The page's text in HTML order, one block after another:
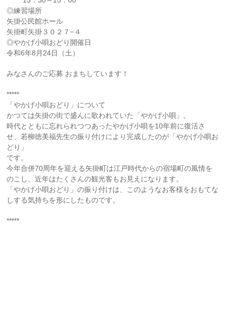
◎練習場所
矢掛公民館ホール
矢掛町矢掛３０２７−４
◎やかげ小唄おどり開催日
令和6年8月24日（土）
みなさんのご応募 おまちしています！
*****
「やかげ小唄おどり」について
かつては矢掛の街で盛んに歌われていた「やかげ小唄」。
時代とともに忘れられつつあったやかげ小唄を10年前に復活さ
せ、若柳徳美福先生の振り付けにより完成したのが「やかげ小唄お
どり」
です。
今年合併70周年を迎える矢掛町は江戸時代からの宿場町の風情を
のこし、近年はたくさんの観光客もお見えになります。
「やかげ小唄おどり」の振り付けは、このようなお客様をおもてな
しする気持ちを形にしたものです。
*****